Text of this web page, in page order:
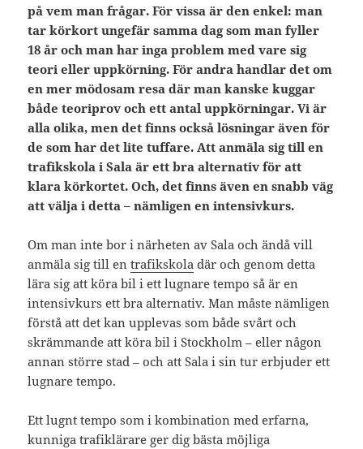
på vem man frågar. För vissa är den enkel: man
tar körkort ungefär samma dag som man fyller
18 år och man har inga problem med vare sig
teori eller uppkörning. För andra handlar det om
en mer mödosam resa där man kanske kuggar
både teoriprov och ett antal uppkörningar. Vi är
alla olika, men det finns också lösningar även för
de som har det lite tuffare. Att anmäla sig till en
trafikskola i Sala är ett bra alternativ för att
klara körkortet. Och, det finns även en snabb väg
att välja i detta – nämligen en intensivkurs.
Om man inte bor i närheten av Sala och ändå vill
anmäla sig till entrafikskola där och genom detta
lära sig att köra bil i ett lugnare tempo så är en
intensivkurs ett bra alternativ. Man måste nämligen
förstå att det kan upplevas som både svårt och
skrämmande att köra bil i Stockholm – eller någon
annan större stad – och att Sala i sin tur erbjuder ett
lugnare tempo.
Ett lugnt tempo som i kombination med erfarna,
kunniga trafiklärare ger dig bästa möjliga